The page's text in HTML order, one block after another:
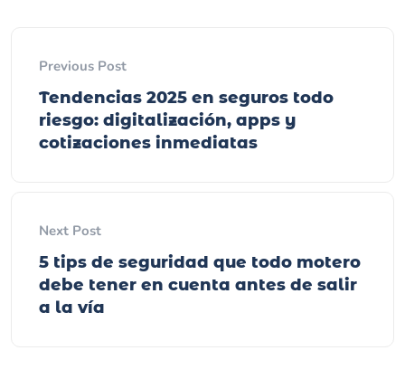
Previous Post
Tendencias 2025 en seguros todo
riesgo: digitalización, apps y
cotizaciones inmediatas
Next Post
5 tips de seguridad que todo motero
debe tener en cuenta antes de salir
a la vía